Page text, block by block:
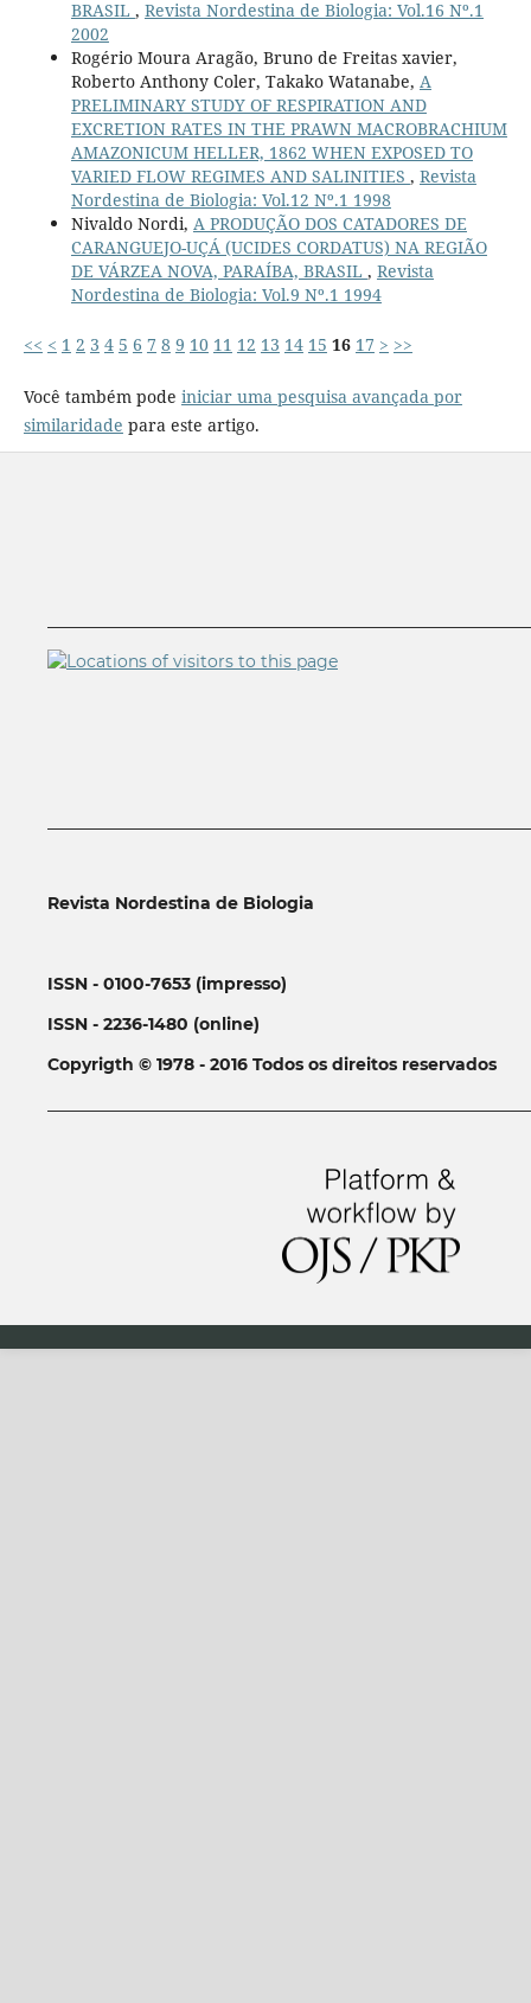
BRASIL , Revista Nordestina de Biologia: Vol.16 Nº.1
2002
Rogério Moura Aragão, Bruno de Freitas xavier,
Roberto Anthony Coler, Takako Watanabe, A
PRELIMINARY STUDY OF RESPIRATION AND
EXCRETION RATES IN THE PRAWN MACROBRACHIUM
AMAZONICUM HELLER, 1862 WHEN EXPOSED TO
VARIED FLOW REGIMES AND SALINITIES , Revista
Nordestina de Biologia: Vol.12 Nº.1 1998
Nivaldo Nordi, A PRODUÇÃO DOS CATADORES DE
CARANGUEJO-UÇÁ (UCIDES CORDATUS) NA REGIÃO
DE VÁRZEA NOVA, PARAÍBA, BRASIL , Revista
Nordestina de Biologia: Vol.9 Nº.1 1994
<< < 1 2 3 4 5 6 7 8 9 10 11 12 13 14 15 16 17 > >>
Você também pode iniciar uma pesquisa avançada por
similaridade para este artigo.
Revista Nordestina de Biologia
ISSN - 0100-7653 (impresso)
ISSN - 2236-1480 (online)
Copyrigth © 1978 - 2016 Todos os direitos reservados